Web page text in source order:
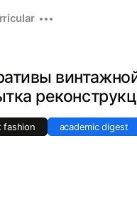
fashion academic digest